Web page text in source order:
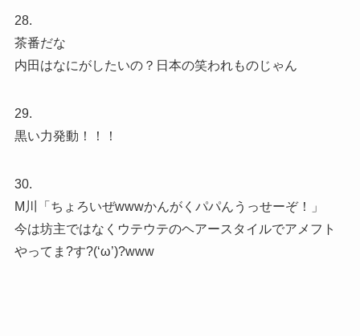
28.
茶番だな
内田はなにがしたいの？日本の笑われものじゃん
29.
黒い力発動！！！
30.
M川「ちょろいぜwwwかんがくパパんうっせーぞ！」
今は坊主ではなくウテウテのヘアースタイルでアメフト
やってま?す?(‘ω’)?www